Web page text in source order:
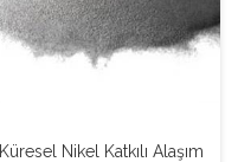
Küresel Nikel Katkılı Alaşım